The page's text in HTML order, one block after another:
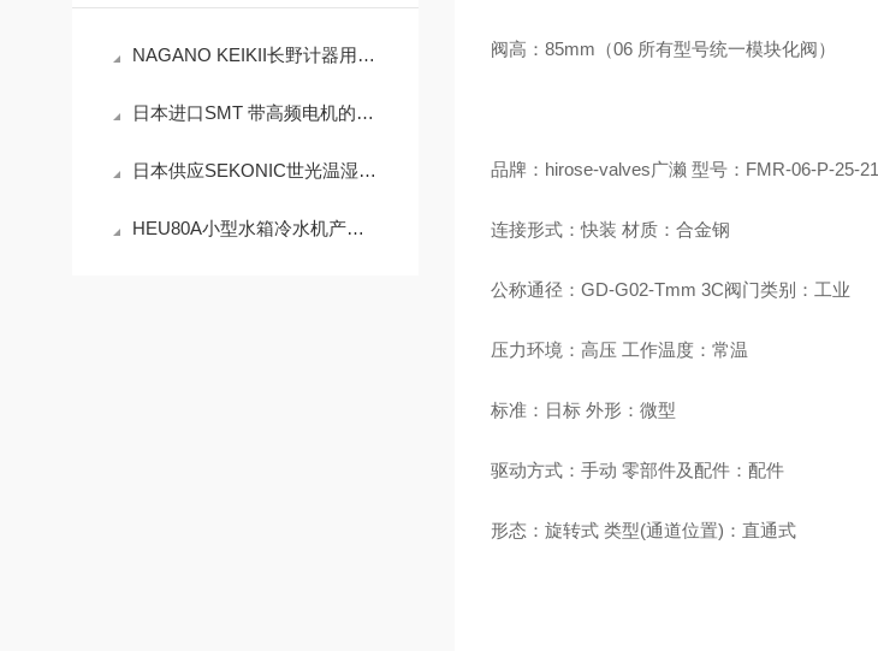
NAGANO KEIKII长野计器用于氨测量的 GC55数字式差压计
日本进口SMT 带高频电机的高速均质机HF93
日本供应SEKONIC世光温湿度记录仪ST-50A
HEU80A小型水箱冷水机产品起到哪些作用？
阀高：85mm（06 所有型号统一模块化阀）
品牌：hirose-valves广濑 型号：FMR-06-P-25-21
连接形式：快装 材质：合金钢
公称通径：GD-G02-Tmm 3C阀门类别：工业
压力环境：高压 工作温度：常温
标准：日标 外形：微型
驱动方式：手动 零部件及配件：配件
形态：旋转式 类型(通道位置)：直通式